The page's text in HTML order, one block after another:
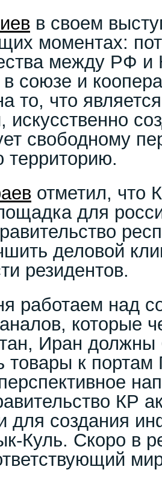
в своем
моментах:
между РФ
союзе и
то, что
искусственно
свободному
территорию.
отметил, что
для
деловой
резидентов.
работаем над
которые
Иран должны
товары к портам
КР
для создания
Куль. Скоро в